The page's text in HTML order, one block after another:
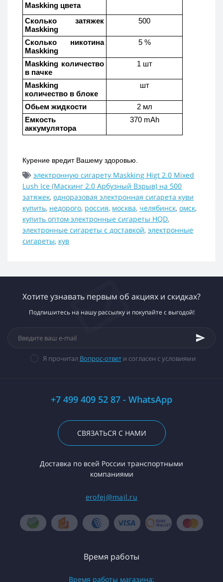
Maskking цвета
Сколько затяжек
Maskking
500
Сколько никотина
Maskking
5 %
Maskking количество
в пачке
1 шт
Maskking
количество в блоке
шт
Обьем жидкости
2 мл
Емкость
аккумулятора
370 mAh
Курение вредит Вашему здоровью.
электронную сигарету Maskking Higt 2.0 Mixed
Lush Ice (Маскинг 2.0 Арбузный Взрыв) на 500
затяжек, одноразовая электронная сигарета куви
купить, недорого, россия, москва, челябинск, омск,
купить оптом электронные сигареты HQD,
электронные сигареты с доставкой, электронные
сигареты, кув
Хотите узнавать первым об акциях и скидках?
Подпишитесь на нашу рассылку и покупайте с выгодой!
Я прочитал Вопрос-ответи согласен с условиями
+7 499 409 52 87 - WhatsApp
СВЯЗАТЬСЯ С НАМИ
Доставка по всей России транспортными
компаниями
erofej@mail.ru
Время работы
Время работы магазина: